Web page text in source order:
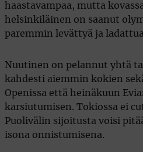
haastavampaa, mutta
helsinkiläinen on saanut
paremmin levättyä ja
Nuutinen on pelannut yhtä
kahdesti aiemmin kokien
Openissa että heinäkuun
karsiutumisen. Tokiossa ei
Puolivälin sijoitusta voisi
isona onnistumisena.